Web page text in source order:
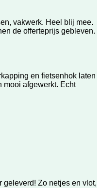
vakwerk. Heel blij mee.
de offerteprijs gebleven.
en fietsenhok laten
mooi afgewerkt. Echt
geleverd! Zo netjes en vlot,